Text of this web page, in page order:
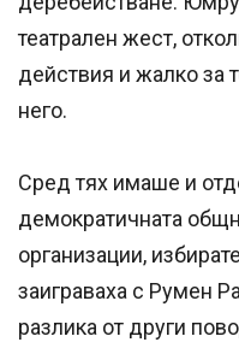
театрален жест,
действия и жалко за
него.
Сред тях имаше и
демократичната
организации,
заиграваха с Румен
разлика от други